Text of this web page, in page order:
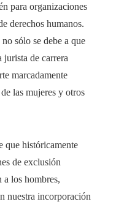
para organizaciones
derechos humanos.
sólo se debe a que
jurista de carrera
marcadamente
las mujeres y otros
que históricamente
de exclusión
a los hombres,
nuestra incorporación